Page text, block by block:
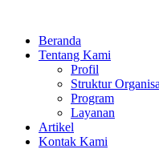
kontenBeranda
Tentang Kami
Profil
Struktur
Program
Layanan
Artikel
Kontak Kami